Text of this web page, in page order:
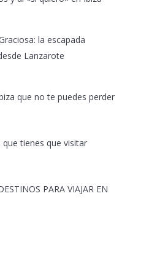
la escapada
Lanzarote
que no te puedes perder
que tienes que visitar
PARA VIAJAR EN